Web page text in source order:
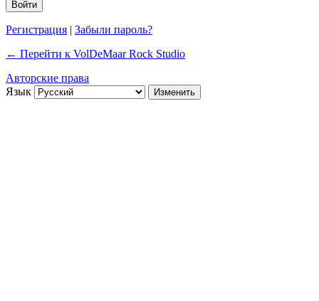
Регистрация | Забыли пароль?
← Перейти к VolDeMaar Rock Studio
Авторские права
Язык